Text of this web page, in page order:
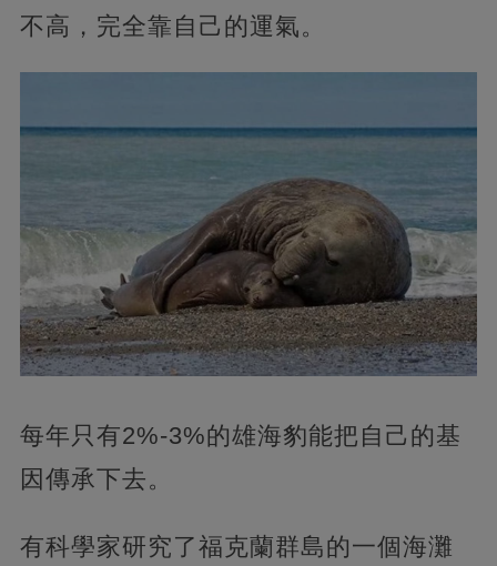
不高，完全靠自己的運氣。
每年只有2%-3%的雄海豹能把自己的基
因傳承下去。
有科學家研究了福克蘭群島的一個海灘